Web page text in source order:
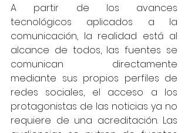
A partir de los avances
tecnológicos aplicados a la
comunicación, la realidad está al
alcance de todos, las fuentes se
comunican directamente
mediante sus propios perfiles de
redes sociales, el acceso a los
protagonistas de las noticias ya no
requiere de una acreditación. Las